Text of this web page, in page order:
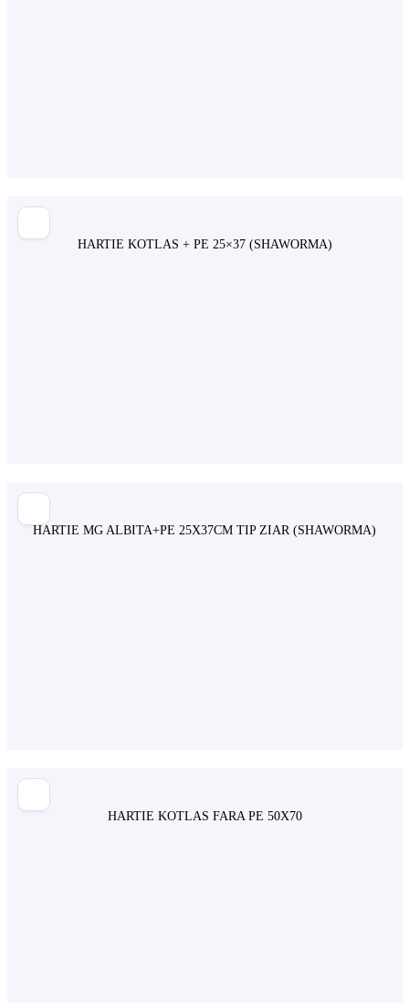
HARTIE KOTLAS + PE 25×37 (SHAWORMA)
HARTIE MG ALBITA+PE 25X37CM TIP ZIAR (SHAWORMA)
HARTIE KOTLAS FARA PE 50X70